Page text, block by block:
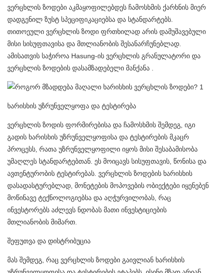
ვერცხლის ზოდები აკმაყოფილებდეს ჩამოსხმის ქარხნის მიერ
დადგენილ ზუსტ სპეციფიკაციებსა და სტანდარტებს.
თითოეული ვერცხლის ზოდი ფრთხილად არის დამუშავებული
მისი სისუფთავისა და მთლიანობის შესანარჩუნებლად.
ამისათვის საჭიროა Hasung-ის ვერცხლის გრანულატორი და
ვერცხლის ზოდების დასამზადებელი მანქანა .
ხარისხის უზრუნველყოფა და ტესტირება
ვერცხლის ზოდის ფორმირებისა და ჩამოსხმის შემდეგ, იგი
გადის ხარისხის უზრუნველყოფისა და ტესტირების მკაცრ
პროცესს, რათა უზრუნველყოფილი იყოს მისი შესაბამისობა
უმაღლეს სტანდარტებთან. ეს მოიცავს სისუფთავის, წონისა და
ავთენტურობის ტესტირებას. ვერცხლის ზოდების ხარისხის
დასადასტურებლად, მონეტების მოპოვების ობიექტები იყენებენ
მოწინავე ტექნოლოგიებსა და აღჭურვილობას, რაც
ინვესტორებს აძლევს ნდობას მათი ინვესტიციების
მთლიანობის მიმართ.
შეფუთვა და დისტრიბუცია
მას შემდეგ, რაც ვერცხლის ზოდები გაივლიან ხარისხის